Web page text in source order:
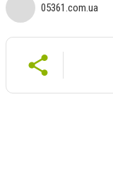
05361.com.ua